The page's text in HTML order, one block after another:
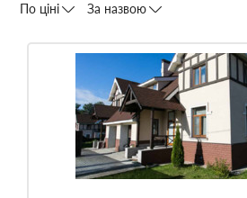
По ціні За назвою